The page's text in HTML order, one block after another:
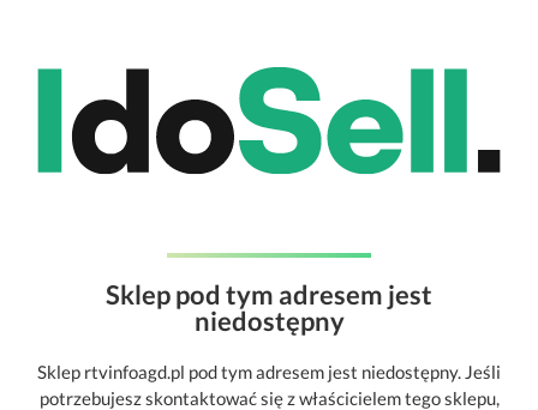
Sklep pod tym adresem jest
niedostępny
Sklep rtvinfoagd.pl pod tym adresem jest niedostępny. Jeśli
potrzebujesz skontaktować się z właścicielem tego sklepu,